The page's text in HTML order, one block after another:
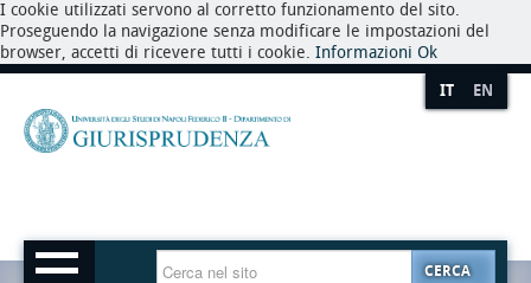
I cookie utilizzati servono al corretto funzionamento del sito.
Proseguendo la navigazione senza modificare le impostazioni del
browser, accetti di ricevere tutti i cookie. Informazioni Ok
IT EN
CERCA